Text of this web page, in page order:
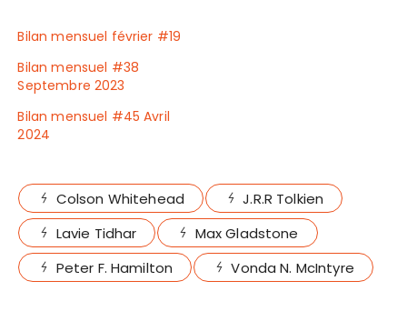
Bilan mensuel février #19
Bilan mensuel #38
Septembre 2023
Bilan mensuel #45 Avril
2024
Colson Whitehead
J.R.R Tolkien
Lavie Tidhar
Max Gladstone
Peter F. Hamilton
Vonda N. McIntyre